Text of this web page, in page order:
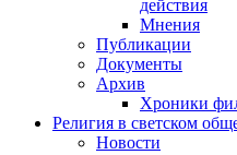
действия
Мнения
Публикации
Документы
Архив
Хроники
Религия в светском
Новости